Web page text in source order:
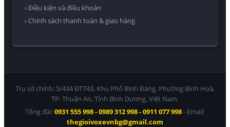
› Điều kiện và điều khoản
› Chính sách thanh toán & giao hàng
Trụ sở chính: 5/434 ĐT743, Khu Phố Bình Đáng, Phường Bình Hoà,
TP. Thuận An, Tỉnh Bình Dương, Việt Nam.
Tổng đài:0931 555 998 - 0989 312 998 - 0911 077 998- Email:
thegioivoxevnbg@gmail.com